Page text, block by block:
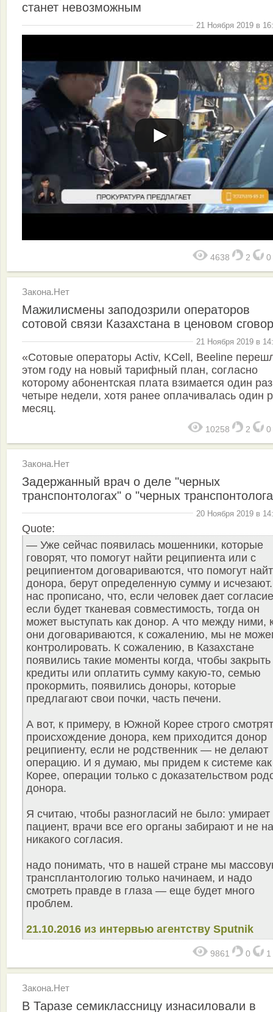
станет невозможным
21 Ноября 2019 в
4638 2 0
Закона.Нет
Мажилисмены заподозрили операторов
сотовой связи Казахстана в ценовом
21 Ноября 2019 в
«Сотовые операторы Activ, KCell, Beeline
этом году на новый тарифный план, согласно
которому абонентская плата взимается один
четыре недели, хотя ранее оплачивалась один
месяц.
10258 2 0
Закона.Нет
Задержанный врач о деле "черных
транспонтологах" о "черных
20 Ноября 2019 в
Quote:
— Уже сейчас появилась мошенники, которые
говорят, что помогут найти реципиента или с
реципиентом договариваются, что помогут
донора, берут определенную сумму и
нас прописано, что, если человек дает
если будет тканевая совместимость, тогда он
может выступать как донор. А что между ними,
они договариваются, к сожалению, мы не
контролировать. К сожалению, в Казахстане
появились такие моменты когда, чтобы закрыть
кредиты или оплатить сумму какую-то, семью
прокормить, появились доноры, которые
предлагают свои почки, часть печени.
А вот, к примеру, в Южной Корее строго
происхождение донора, кем приходится донор
реципиенту, если не родственник — не делают
операцию. И я думаю, мы придем к системе
Корее, операции только с доказательством
донора.
Я считаю, чтобы разногласий не было: умирает
пациент, врачи все его органы забирают и не
никакого согласия.
надо понимать, что в нашей стране мы
трансплантологию только начинаем, и надо
смотреть правде в глаза — еще будет много
проблем.
21.10.2016 из интервью агентству Sputnik
9861 0 1
Закона.Нет
В Таразе семиклассницу изнасиловали в